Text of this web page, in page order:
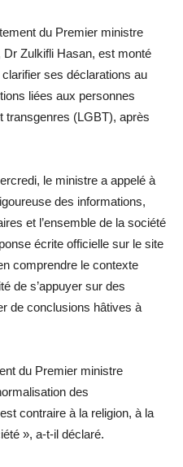
du Premier ministre
Zulkifli Hasan, est monté
ses déclarations au
liées aux personnes
transgenres (LGBT), après
le ministre a appelé à
des informations,
et l’ensemble de la société
écrite officielle sur le site
comprendre le contexte
de s’appuyer sur des
de conclusions hâtives à
du Premier ministre
des
contraire à la religion, à la
», a-t-il déclaré.